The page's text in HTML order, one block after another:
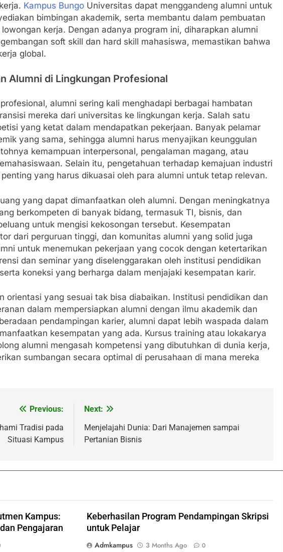
Kampus Bungo Universitas dapat menggandeng alumni untuk
bimbingan akademik, serta membantu dalam pembuatan
kerja. Dengan adanya program ini, diharapkan alumni
soft skill dan hard skill mahasiswa, memastikan bahwa
global.
Alumni di Lingkungan Profesional
alumni sering kali menghadapi berbagai hambatan
mereka dari universitas ke lingkungan kerja. Salah satu
yang ketat dalam mendapatkan pekerjaan. Banyak pelamar
yang sama, sehingga alumni harus menyajikan keunggulan
kemampuan interpersonal, pengalaman magang, atau
Selain itu, pengetahuan terhadap kemajuan industri
yang harus dikuasai oleh para alumni untuk tetap relevan.
yang dapat dimanfaatkan oleh alumni. Dengan meningkatnya
berkompeten di banyak bidang, termasuk TI, bisnis, dan
untuk mengisi kekosongan tersebut. Kesempatan
dari perguruan tinggi, dan komunitas alumni yang solid juga
untuk menemukan pekerjaan yang cocok dengan ketertarikan
dan seminar yang diselenggarakan oleh institusi pendidikan
koneksi yang berharga dalam menjajaki kesempatan karir.
orientasi yang sesuai tak bisa diabaikan. Institusi pendidikan dan
dalam mempersiapkan alumni dengan ilmu akademik dan
pendampingan karier, alumni dapat lebih waspada dalam
kesempatan yang ada. Kursus training atau lokakarya
alumni mengasah kompetensi yang dibutuhkan di dunia kerja,
sumbangan secara optimal di perusahaan di mana mereka
Previous:
Tradisi pada
Situasi Kampus
Next:
Menjelajahi Dunia: Dari Manajemen sampai
Pertanian Bisnis
Kampus:
Pengajaran
Keberhasilan Program Pendampingan Skripsi
untuk Pelajar
Admkampus
3 Months Ago 0